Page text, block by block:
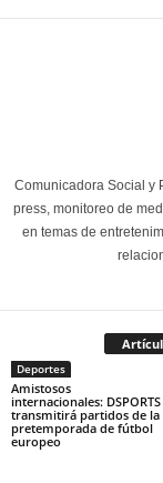
Comunicadora Social y
press, monitoreo de
en temas de
Deportes
Amistosos
internacionales: DSPORTS
transmitirá partidos de la
pretemporada de fútbol
europeo